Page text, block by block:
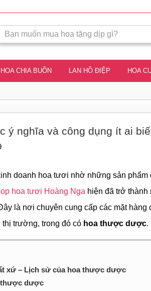
HOA CHIA BUỒN LAN HỒ ĐIỆP HOA
ý nghĩa và công dụng ít ai
doanh hoa tươi nhờ những sản phẩm
hoa tươi Hoàng Nga hiện đã trở
là nơi chuyên cung cấp các mặt
thị trường, trong đó có hoa thược dược.
xứ – Lịch sử của hoa thược dược
thược dược